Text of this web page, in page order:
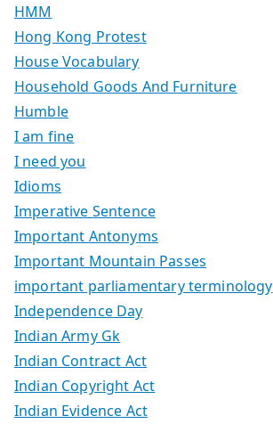
HMM
Hong Kong Protest
House Vocabulary
Household Goods And Furniture
Humble
I am fine
I need you
Idioms
Imperative Sentence
Important Antonyms
Important Mountain Passes
important parliamentary terminology
Independence Day
Indian Army Gk
Indian Contract Act
Indian Copyright Act
Indian Evidence Act